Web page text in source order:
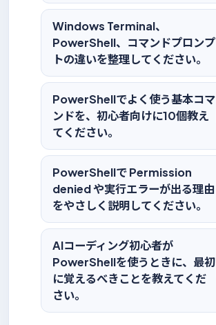
Windows Terminal、
PowerShell、コマンドプロンプ
トの違いを整理してください。
PowerShellでよく使う基本コマ
ンドを、初心者向けに10個教え
てください。
PowerShellで Permission
denied や実行エラーが出る理由
をやさしく説明してください。
AIコーディング初心者が
PowerShellを使うときに、最初
に覚えるべきことを教えてくだ
さい。